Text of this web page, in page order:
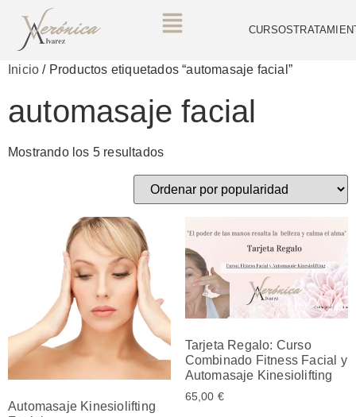
CURSOS
Inicio / Productos etiquetados “automasaje facial”
automasaje facial
Mostrando los 5 resultados
Automasaje Kinesiolifting
Tarjeta Regalo: Curso
Combinado Fitness Facial y
Automasaje Kinesiolifting
65,00 €